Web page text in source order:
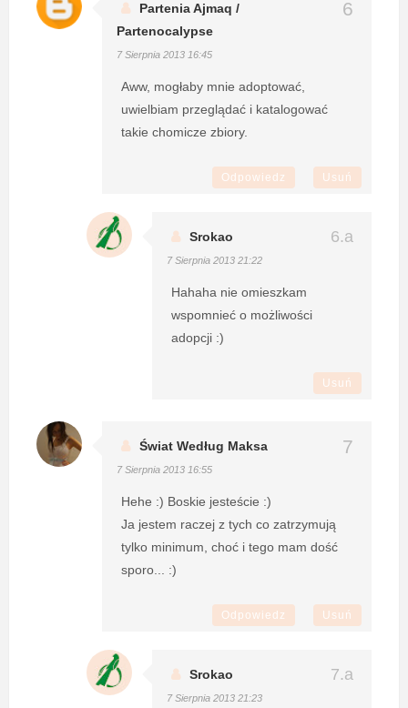
Partenia Ajmaq /
Partenocalypse
7 Sierpnia 2013 16:45
Aww, mogłaby mnie adoptować,
uwielbiam przeglądać i katalogować
takie chomicze zbiory.
Odpowiedz Usuń
Srokao
7 Sierpnia 2013 21:22
Hahaha nie omieszkam
wspomnieć o możliwości
adopcji :)
Usuń
Świat Według Maksa
7 Sierpnia 2013 16:55
Hehe :) Boskie jesteście :)
Ja jestem raczej z tych co zatrzymują
tylko minimum, choć i tego mam dość
sporo... :)
Odpowiedz Usuń
Srokao
7 Sierpnia 2013 21:23